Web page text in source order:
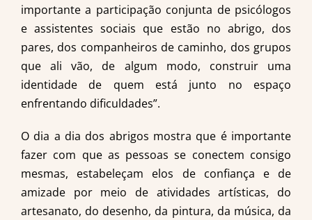
importante a participação conjunta de psicólogos
e assistentes sociais que estão no abrigo, dos
pares, dos companheiros de caminho, dos grupos
que ali vão, de algum modo, construir uma
identidade de quem está junto no espaço
enfrentando dificuldades”.
O dia a dia dos abrigos mostra que é importante
fazer com que as pessoas se conectem consigo
mesmas, estabeleçam elos de confiança e de
amizade por meio de atividades artísticas, do
artesanato, do desenho, da pintura, da música, da